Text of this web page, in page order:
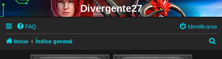
Divergente27
FAQ Identificarse
Inicio Índice general